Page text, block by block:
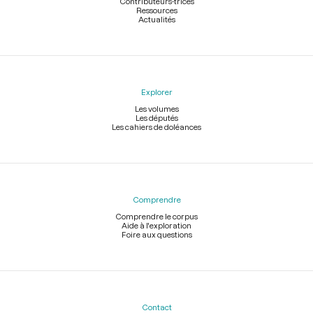
Ressources
Actualités
Explorer
Les volumes
Les députés
Les cahiers de doléances
Comprendre
Comprendre le corpus
Aide à l'exploration
Foire aux questions
Contact